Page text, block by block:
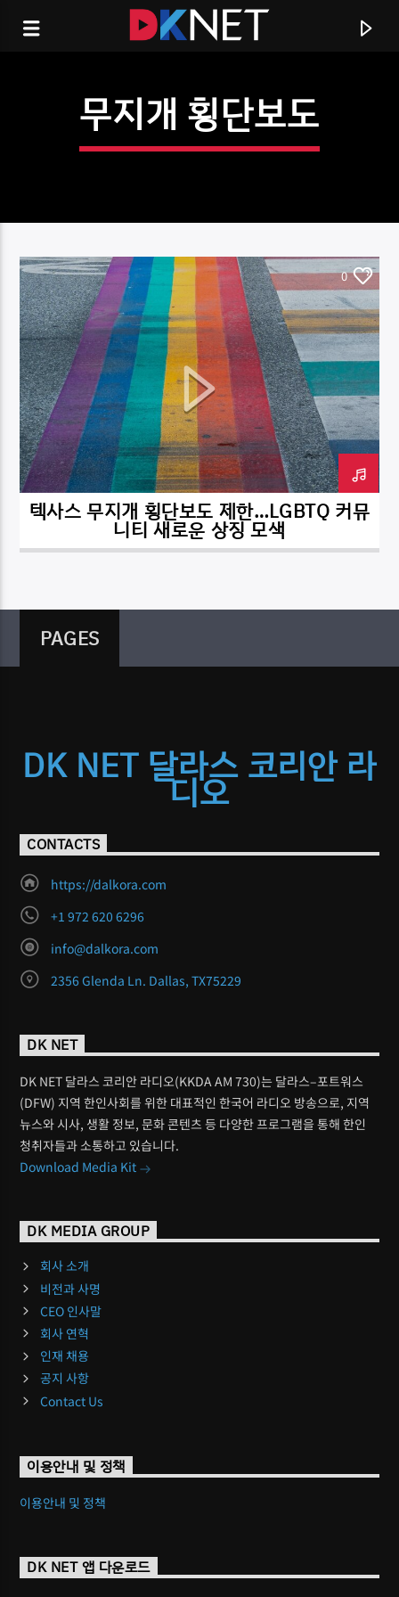
CURRENT TRACK
TITLE
ARTIST
DK NET Radio.co
무지개 횡단보도
0
텍사스 무지개 횡단보도 제한…LGBTQ 커뮤
니티 새로운 상징 모색
PAGES
DK NET 달라스 코리안 라
디오
CONTACTS
https://dalkora.com
+1 972 620 6296
info@dalkora.com
2356 Glenda Ln. Dallas, TX75229
DK NET
DK NET 달라스 코리안 라디오(KKDA AM 730)는 달라스–포트워스
(DFW) 지역 한인사회를 위한 대표적인 한국어 라디오 방송으로, 지역
뉴스와 시사, 생활 정보, 문화 콘텐츠 등 다양한 프로그램을 통해 한인
청취자들과 소통하고 있습니다.
Download Media Kit
DK MEDIA GROUP
회사 소개
비전과 사명
CEO 인사말
회사 연혁
인재 채용
공지 사항
Contact Us
이용안내 및 정책
이용안내 및 정책
DK NET 앱 다운로드